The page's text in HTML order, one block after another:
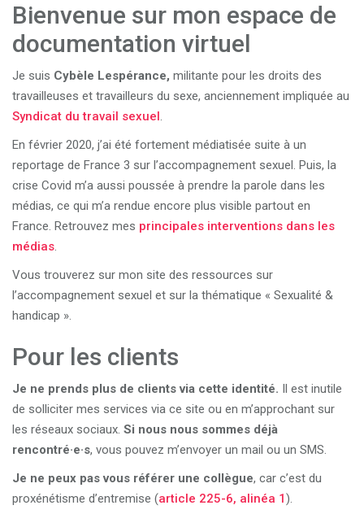
Bienvenue sur mon espace de
documentation virtuel
Je suis Cybèle Lespérance, militante pour les droits des
travailleuses et travailleurs du sexe, anciennement impliquée au
Syndicat du travail sexuel .
En février 2020, j’ai été fortement médiatisée suite à un
reportage de France 3 sur l’accompagnement sexuel. Puis, la
crise Covid m’a aussi poussée à prendre la parole dans les
médias, ce qui m’a rendue encore plus visible partout en
France. Retrouvez mes principales interventions dans les
médias.
Vous trouverez sur mon site des ressources sur
l’accompagnement sexuel et sur la thématique « Sexualité &
handicap ».
Pour les clients
Je ne prends plus de clients via cette identité. Il est inutile
de solliciter mes services via ce site ou en m’approchant sur
les réseaux sociaux. Si nous nous sommes déjà
rencontré·e·s, vous pouvez m’envoyer un mail ou un SMS.
Je ne peux pas vous référer une collègue, car c’est du
proxénétisme d’entremise (article 225-6, alinéa 1 ).